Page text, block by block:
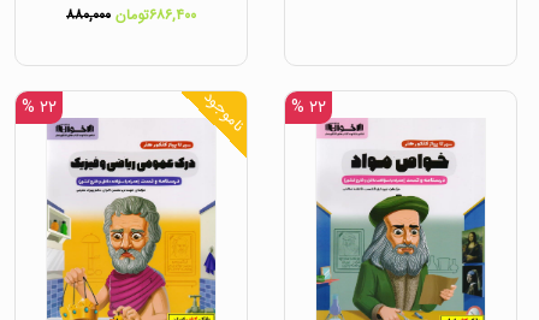
۶۸۶,۴۰۰تومان
۸۸۰,۰۰۰
۲۲ % ناموجود ۲۲ %